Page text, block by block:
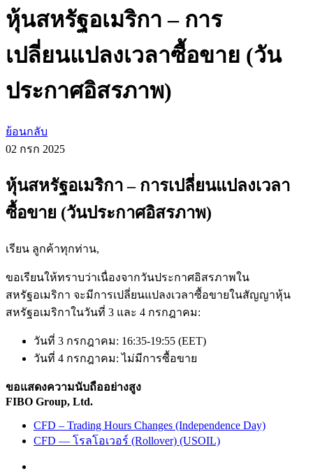
หุ้นสหรัฐอเมริกา – การ
เปลี่ยนแปลงเวลาซื้อขาย (วัน
ประกาศอิสรภาพ)
ย้อนกลับ
02 กรก 2025
หุ้นสหรัฐอเมริกา – การเปลี่ยนแปลงเวลา
ซื้อขาย (วันประกาศอิสรภาพ)
เรียน ลูกค้าทุกท่าน,
ขอเรียนให้ทราบว่าเนื่องจากวันประกาศอิสรภาพใน
สหรัฐอเมริกา จะมีการเปลี่ยนแปลงเวลาซื้อขายในสัญญาหุ้น
สหรัฐอเมริกาในวันที่ 3 และ 4 กรกฎาคม:
วันที่ 3 กรกฎาคม: 16:35-19:55 (EET)
วันที่ 4 กรกฎาคม: ไม่มีการซื้อขาย
ขอแสดงความนับถืออย่างสูง
FIBO Group, Ltd.
CFD – Trading Hours Changes (Independence Day)
CFD — โรลโอเวอร์ (Rollover) (USOIL)